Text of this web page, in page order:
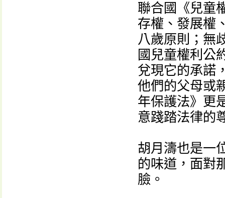
聯合國《兒童
存權、發展權
八歲原則；無
國兒童權利公
兌現它的承諾
他們的父母或
年保護法》更
意踐踏法律的
胡月濤也是一
的味道，面對
臉。